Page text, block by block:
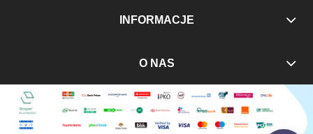
INFORMACJE
O NAS